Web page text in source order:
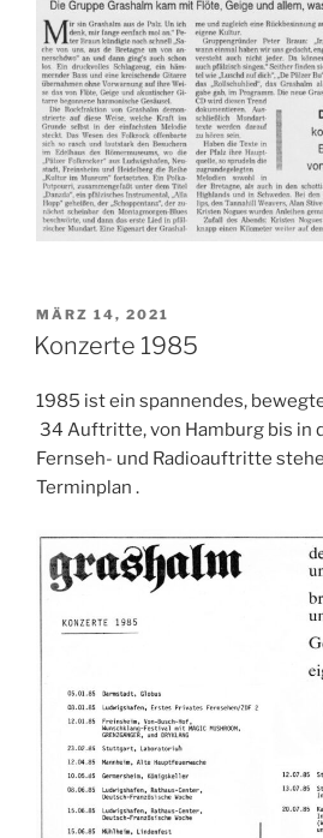
VERÖFFENTLICHT
AM
MÄRZ 14, 2021
Konzerte 1985
1985 ist ein spannendes,
34 Auftritte, von Hamburg bis in
Fernseh- und Radioauftritte
Terminplan .